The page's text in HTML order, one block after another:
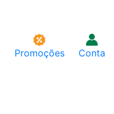
Promoções
Conta